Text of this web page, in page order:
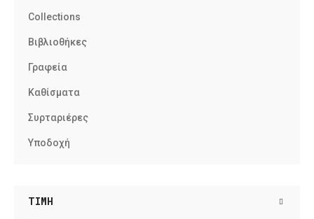
Collections
Βιβλιοθήκες
Γραφεία
Καθίσματα
Συρταριέρες
Υποδοχή
ΤΙΜΉ